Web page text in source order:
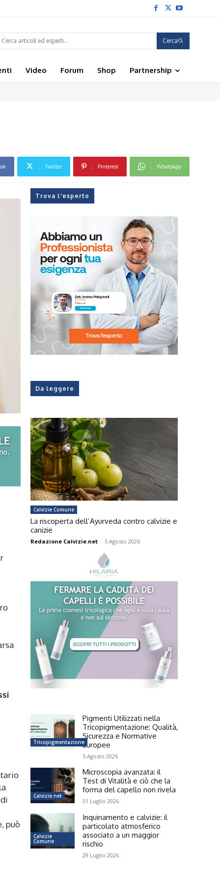
Cerca
Video Forum Shop Partnership
Twitter Pinterest WhatsApp
può
Trova l'esperto
Da leggere
Calvizie Comune
La riscoperta dell’Ayurveda contro calvizie e
canizie
Redazione Calvizie.net - 5 Agosto 2026
Tricopigmentazione
Pigmenti Utilizzati nella
Tricopigmentazione: Qualità,
Sicurezza e Normative
Europee
5 Agosto 2026
Calvizie.net
Microscopia avanzata: il
Test di Vitalità e ciò che la
forma del capello non rivela
31 Luglio 2026
Calvizie
Comune
Inquinamento e calvizie: il
particolato atmosferico
associato a un maggior
rischio
29 Luglio 2026